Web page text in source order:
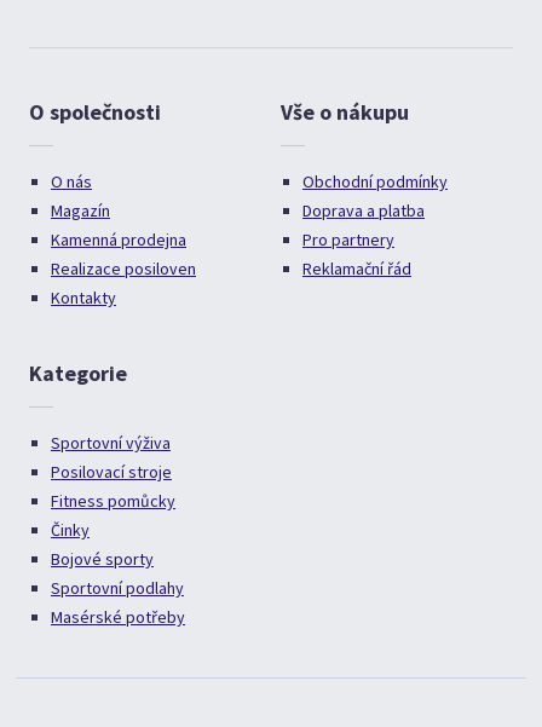
O společnosti
O nás
Magazín
Kamenná prodejna
Realizace posiloven
Kontakty
Vše o nákupu
Obchodní podmínky
Doprava a platba
Pro partnery
Reklamační řád
Kategorie
Sportovní výživa
Posilovací stroje
Fitness pomůcky
Činky
Bojové sporty
Sportovní podlahy
Masérské potřeby